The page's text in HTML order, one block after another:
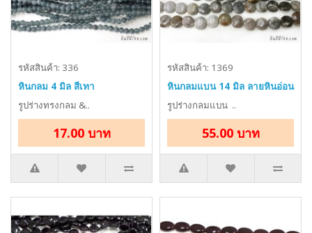
รหัสสินค้า: 336
หินกลม 4 มิล สีเทา
รูปร่างทรงกลม &..
17.00 บาท
รหัสสินค้า: 1369
หินกลมแบน 14 มิล ลายหินอ่อน
รูปร่างกลมแบน ..
55.00 บาท